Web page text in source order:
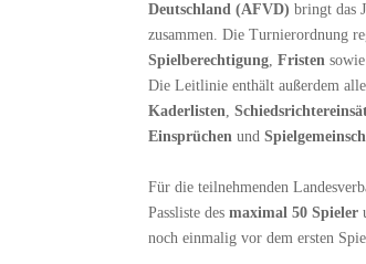
Deutschland (AFVD) bringt das
zusammen. Die Turnierordnung
Spielberechtigung,Fristen
Die Leitlinie enthält außerdem
Kaderlisten,
Einsprüchen und
Für die teilnehmenden
Passliste desmaximal 50 Spieler
noch einmalig vor dem ersten